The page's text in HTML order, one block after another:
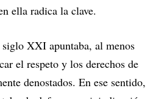
ella radica la clave.
XXI apuntaba, al menos
el respeto y los derechos de
denostados. En ese sentido,